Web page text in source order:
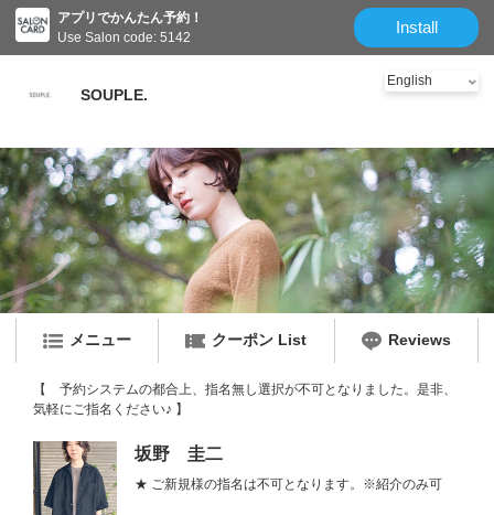
アプリでかんたん予約！
Use Salon code: 5142
Install
SOUPLE.
メニュー クーポン List Reviews
【 予約システムの都合上、指名無し選択が不可となりました。是非、
気軽にご指名ください♪ 】
坂野 圭二
★ ご新規様の指名は不可となります。※紹介のみ可